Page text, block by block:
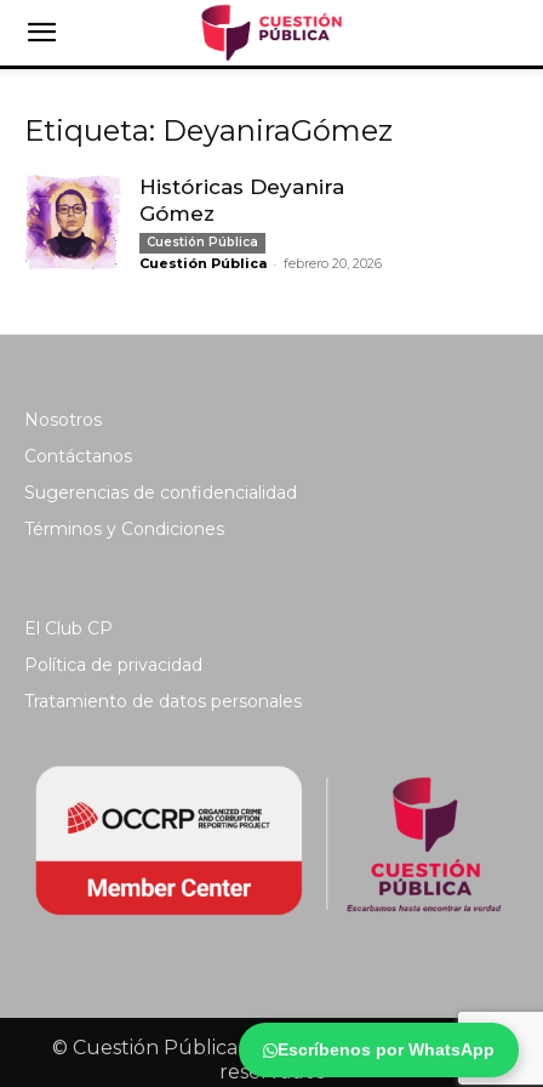
Escríbenos por WhatsApp
Etiqueta: DeyaniraGómez
Históricas Deyanira
Gómez
Cuestión Pública
Cuestión Pública - febrero 20, 2026
Nosotros
Contáctanos
Sugerencias de confidencialidad
Términos y Condiciones
El Club CP
Política de privacidad
Tratamiento de datos personales
© Cuestión Pública 2018 - Todos los derechos
reservados